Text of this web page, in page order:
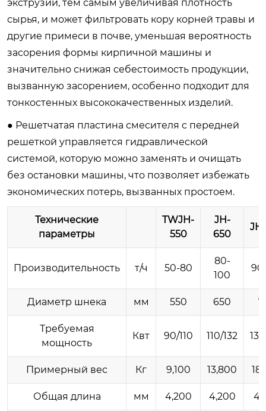
экструзии, тем самым увеличивая плотность
сырья, и может фильтровать кору корней травы и
другие примеси в почве, уменьшая вероятность
засорения формы кирпичной машины и
значительно снижая себестоимость продукции,
вызванную засорением, особенно подходит для
тонкостенных высококачественных изделий.
● Решетчатая пластина смесителя с передней
решеткой управляется гидравлической
системой, которую можно заменять и очищать
без остановки машины, что позволяет избежать
экономических потерь, вызванных простоем.
Технические
параметры
TWJH-
550
JH-
650
Производительность т/ч 50-80
80-
100
Диаметр шнека мм 550 650
Требуемая
мощность
Квт 90/110 110/132
Примерный вес Кг 9,100 13,800
Общая длина мм 4,200 4,200